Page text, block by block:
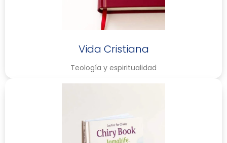
Vida Cristiana
Teología y espiritualidad